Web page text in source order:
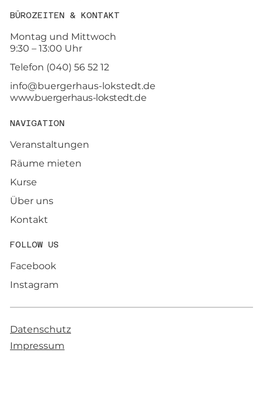
BÜROZEITEN & KONTAKT
Montag und Mittwoch
9:30 – 13:00 Uhr
Telefon (040) 56 52 12
info@buergerhaus-lokstedt.de
www.buergerhaus-lokstedt.de
NAVIGATION
Veranstaltungen
Räume mieten
Kurse
Über uns
Kontakt
FOLLOW US
Instagram
Facebook
Datenschutz
Impressum